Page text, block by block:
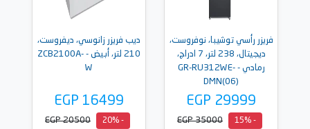
فريزر رأسي توشيبا، نوفروست،
ديجيتال، 238 لتر، 7 ادراج،
رمادي - GR-RU312WE-
DMN(06)
EGP 29999
- 15%
EGP 35000
ديب فريزر زانوسي، ديفروست،
210 لتر، أبيض - ZCB2100A-
W
EGP 16499
- 20%
EGP 20500